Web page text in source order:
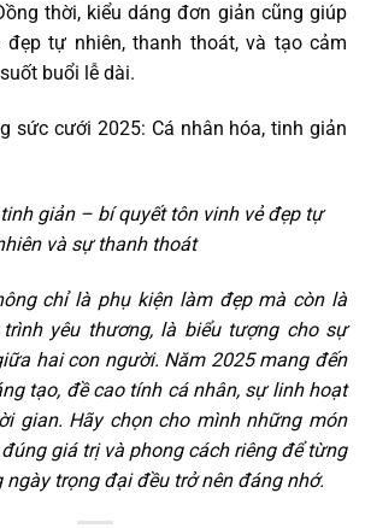
thời, kiểu dáng đơn giản cũng giúp
tự nhiên, thanh thoát, và tạo cảm
buổi lễ dài.
giản – bí quyết tôn vinh vẻ đẹp tự
và sự thanh thoát
chỉ là phụ kiện làm đẹp mà còn là
yêu thương, là biểu tượng cho sự
hai con người. Năm 2025 mang đến
tạo, đề cao tính cá nhân, sự linh hoạt
gian. Hãy chọn cho mình những món
giá trị và phong cách riêng để từng
ngày trọng đại đều trở nên đáng nhớ.